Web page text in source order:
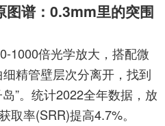
图谱：0.3mm里的突围
1000倍光学放大，搭配微
精管壁层次分离开，找到
”。统计2022全年数据，放
取率(SRR)提高4.7%。